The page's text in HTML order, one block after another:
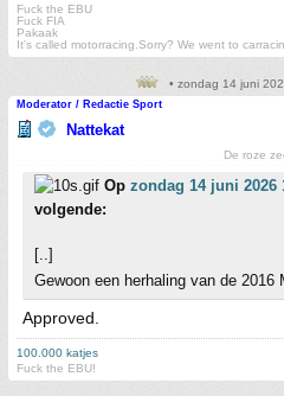
Fuck the EBU
Fuck FIA
Pakaak
It's called motorracing.Sorry? We went to
• zondag 14 juni
Moderator / Redactie Sport
Nattekat
De roze
Op zondag 14 juni 2026
volgende:
[..]
Gewoon een herhaling van de 2016
Approved.
100.000 katjes
Fuck the EBU!